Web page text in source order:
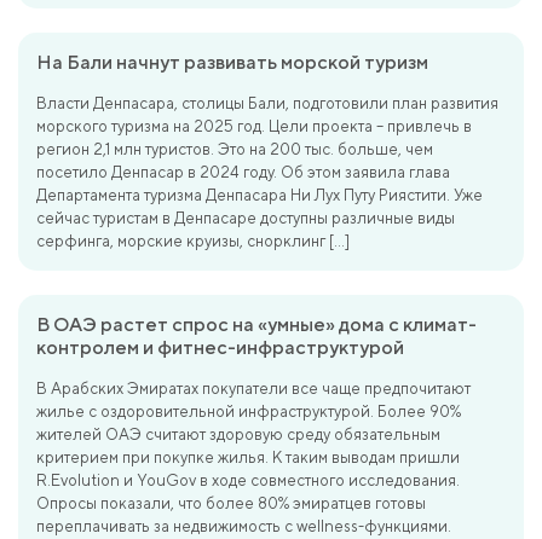
На Бали начнут развивать морской туризм
Власти Денпасара, столицы Бали, подготовили план развития
морского туризма на 2025 год. Цели проекта – привлечь в
регион 2,1 млн туристов. Это на 200 тыс. больше, чем
посетило Денпасар в 2024 году. Об этом заявила глава
Департамента туризма Денпасара Ни Лух Путу Риястити. Уже
сейчас туристам в Денпасаре доступны различные виды
серфинга, морские круизы, снорклинг […]
В ОАЭ растет спрос на «умные» дома с климат-
контролем и фитнес-инфраструктурой
В Арабских Эмиратах покупатели все чаще предпочитают
жилье с оздоровительной инфраструктурой. Более 90%
жителей ОАЭ считают здоровую среду обязательным
критерием при покупке жилья. К таким выводам пришли
R.Evolution и YouGov в ходе совместного исследования.
Опросы показали, что более 80% эмиратцев готовы
переплачивать за недвижимость с wellness-функциями.